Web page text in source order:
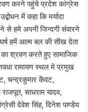
करने पहुंचे प्रदेश कांग्रेस
में कहा कि मर्यादा
से हमे अपनी जिन्दगी संवारने
हमें आत्म बल की सीख देता
श्रवण करते हुए सामाजिक
रामायण स्थल मे प्रमुख
चन्द्रकुमार केंवट,
साधराम यादव,
देवेश सिंह, दिनेश पाण्डेय